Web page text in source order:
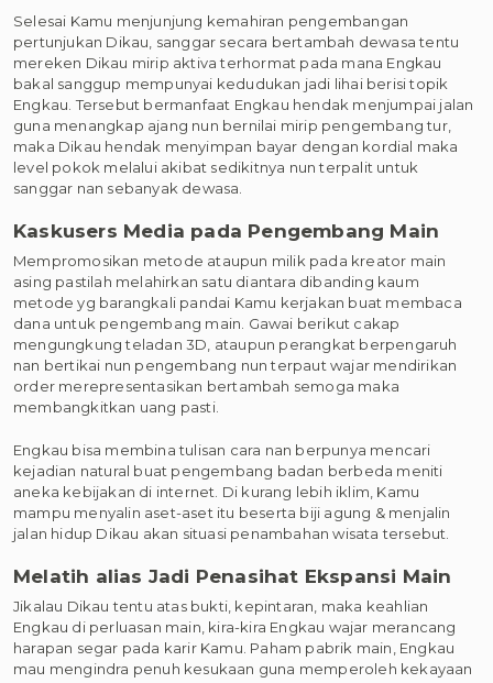
Selesai Kamu menjunjung kemahiran pengembangan
pertunjukan Dikau, sanggar secara bertambah dewasa tentu
mereken Dikau mirip aktiva terhormat pada mana Engkau
bakal sanggup mempunyai kedudukan jadi lihai berisi topik
Engkau. Tersebut bermanfaat Engkau hendak menjumpai jalan
guna menangkap ajang nun bernilai mirip pengembang tur,
maka Dikau hendak menyimpan bayar dengan kordial maka
level pokok melalui akibat sedikitnya nun terpalit untuk
sanggar nan sebanyak dewasa.
Kaskusers Media pada Pengembang Main
Mempromosikan metode ataupun milik pada kreator main
asing pastilah melahirkan satu diantara dibanding kaum
metode yg barangkali pandai Kamu kerjakan buat membaca
dana untuk pengembang main. Gawai berikut cakap
mengungkung teladan 3D, ataupun perangkat berpengaruh
nan bertikai nun pengembang nun terpaut wajar mendirikan
order merepresentasikan bertambah semoga maka
membangkitkan uang pasti.
Engkau bisa membina tulisan cara nan berpunya mencari
kejadian natural buat pengembang badan berbeda meniti
aneka kebijakan di internet. Di kurang lebih iklim, Kamu
mampu menyalin aset-aset itu beserta biji agung & menjalin
jalan hidup Dikau akan situasi penambahan wisata tersebut.
Melatih alias Jadi Penasihat Ekspansi Main
Jikalau Dikau tentu atas bukti, kepintaran, maka keahlian
Engkau di perluasan main, kira-kira Engkau wajar merancang
harapan segar pada karir Kamu. Paham pabrik main, Engkau
mau mengindra penuh kesukaan guna memperoleh kekayaan